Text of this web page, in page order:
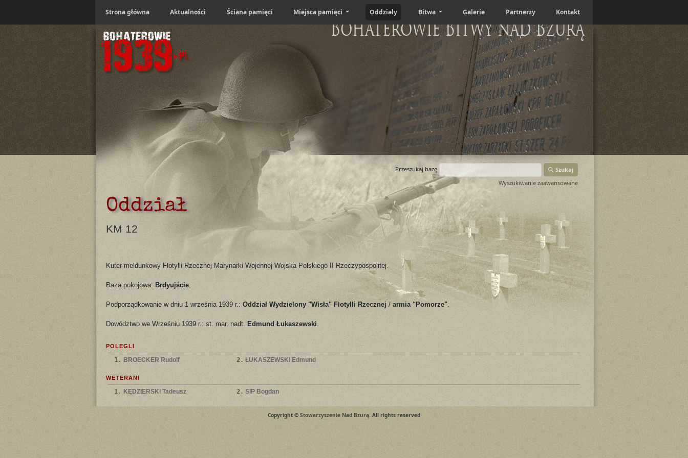
Strona główna Aktualności Ściana pamięci Miejsca pamięci Oddziały Bitwa Galerie Partnerzy Kontakt
Bohaterowie Bitwy nad Bzurą
Przeszukaj bazę
Szukaj
Wyszukiwanie zaawansowane
Oddział
KM 12
Kuter meldunkowy Flotylli Rzecznej Marynarki Wojennej Wojska Polskiego II Rzeczypospolitej.
Baza pokojowa: Brdyujście
Podporządkowanie w dniu 1 września 1939 r.: Oddział Wydzielony "Wisła" Flotylli Rzecznej / armia "Pomorze"
Dowództwo we Wrześniu 1939 r.: st. mar. nadt. Edmund Łukaszewski
POLEGLI
1. BROECKER Rudolf 2. ŁUKASZEWSKI Edmund
WETERANI
1. KĘDZIERSKI Tadeusz 2. SIP Bogdan
Copyright © Stowarzyszenie Nad Bzurą. All rights reserved